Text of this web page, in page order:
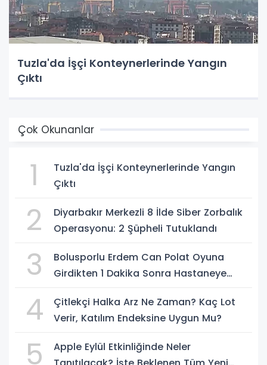
Tuzla'da İşçi Konteynerlerinde Yangın
Çıktı
Çok Okunanlar
1
Tuzla'da İşçi Konteynerlerinde Yangın
Çıktı
2
Diyarbakır Merkezli 8 İlde Siber Zorbalık
Operasyonu: 2 Şüpheli Tutuklandı
3
Bolusporlu Erdem Can Polat Oyuna
Girdikten 1 Dakika Sonra Hastaneye
4
Çitlekçi Halka Arz Ne Zaman? Kaç Lot
Verir, Katılım Endeksine Uygun Mu?
5
Apple Eylül Etkinliğinde Neler